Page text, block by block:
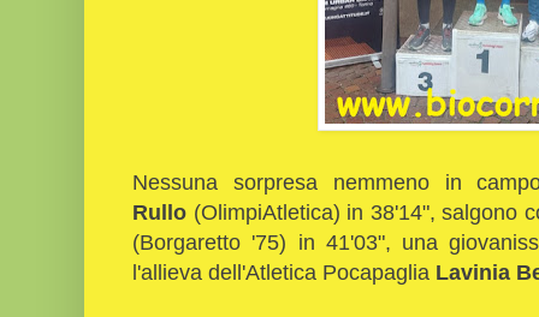
Nessuna sorpresa nemmeno in
Rullo (OlimpiAtletica) in 38'14", salgono
(Borgaretto '75) in 41'03", una
l'allieva dell'Atletica Pocapaglia Lavinia